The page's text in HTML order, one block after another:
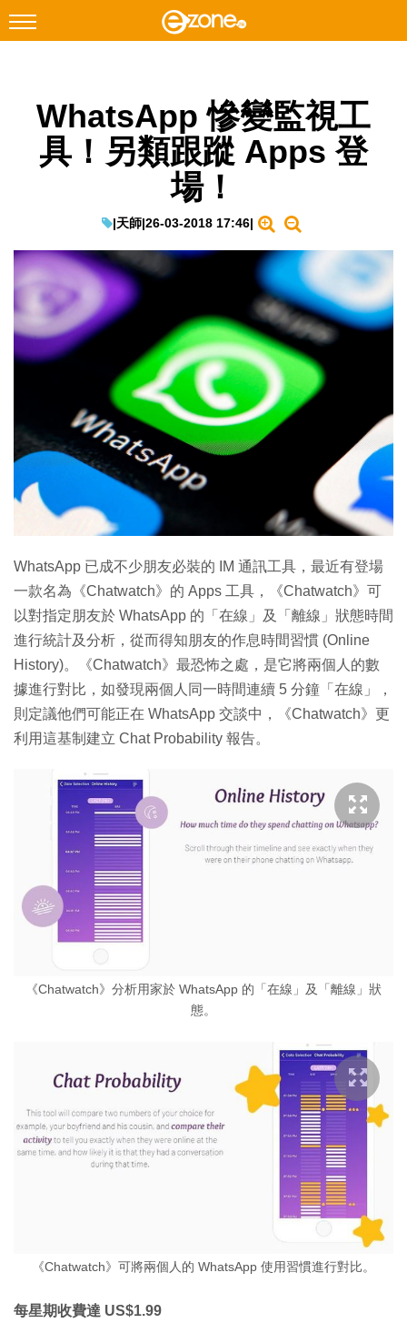
Facebook Instagram
科技焦點
教學評測
EduTech
IT Times
生成式AI與雲端應用
Enterprise Digital Transformation
特集
WhatsApp 慘變監視工
具！另類跟蹤 Apps 登
場！
|天師|26-03-2018 17:46|
WhatsApp 已成不少朋友必裝的 IM 通訊工具，最近有登場
一款名為《Chatwatch》的 Apps 工具，《Chatwatch》可
以對指定朋友於 WhatsApp 的「在線」及「離線」狀態時間
進行統計及分析，從而得知朋友的作息時間習慣 (Online
History)。《Chatwatch》最恐怖之處，是它將兩個人的數
據進行對比，如發現兩個人同一時間連續 5 分鐘「在線」，
則定議他們可能正在 WhatsApp 交談中，《Chatwatch》更
利用這基制建立 Chat Probability 報告。
《Chatwatch》分析用家於 WhatsApp 的「在線」及「離線」狀
態。
《Chatwatch》可將兩個人的 WhatsApp 使用習慣進行對比。
每星期收費達 US$1.99